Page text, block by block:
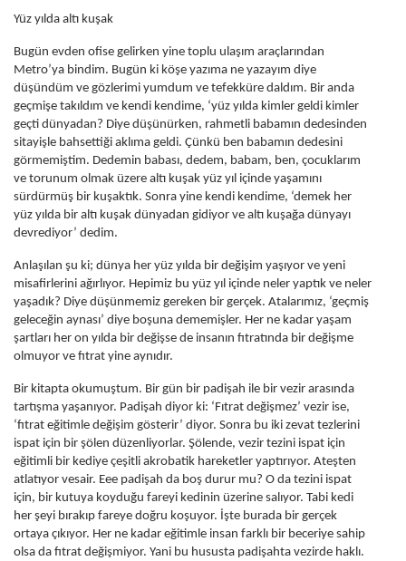
Yüz yılda altı kuşak
Bugün evden ofise gelirken yine toplu ulaşım araçlarından
Metro’ya bindim. Bugün ki köşe yazıma ne yazayım diye
düşündüm ve gözlerimi yumdum ve tefekküre daldım. Bir anda
geçmişe takıldım ve kendi kendime, ‘yüz yılda kimler geldi kimler
geçti dünyadan? Diye düşünürken, rahmetli babamın dedesinden
sitayişle bahsettiği aklıma geldi. Çünkü ben babamın dedesini
görmemiştim. Dedemin babası, dedem, babam, ben, çocuklarım
ve torunum olmak üzere altı kuşak yüz yıl içinde yaşamını
sürdürmüş bir kuşaktık. Sonra yine kendi kendime, ‘demek her
yüz yılda bir altı kuşak dünyadan gidiyor ve altı kuşağa dünyayı
devrediyor’ dedim.
Anlaşılan şu ki; dünya her yüz yılda bir değişim yaşıyor ve yeni
misafirlerini ağırlıyor. Hepimiz bu yüz yıl içinde neler yaptık ve neler
yaşadık? Diye düşünmemiz gereken bir gerçek. Atalarımız, ‘geçmiş
geleceğin aynası’ diye boşuna dememişler. Her ne kadar yaşam
şartları her on yılda bir değişse de insanın fıtratında bir değişme
olmuyor ve fıtrat yine aynıdır.
Bir kitapta okumuştum. Bir gün bir padişah ile bir vezir arasında
tartışma yaşanıyor. Padişah diyor ki: ‘Fıtrat değişmez’ vezir ise,
‘fıtrat eğitimle değişim gösterir’ diyor. Sonra bu iki zevat tezlerini
ispat için bir şölen düzenliyorlar. Şölende, vezir tezini ispat için
eğitimli bir kediye çeşitli akrobatik hareketler yaptırıyor. Ateşten
atlatıyor vesair. Eee padişah da boş durur mu? O da tezini ispat
için, bir kutuya koyduğu fareyi kedinin üzerine salıyor. Tabi kedi
her şeyi bırakıp fareye doğru koşuyor. İşte burada bir gerçek
ortaya çıkıyor. Her ne kadar eğitimle insan farklı bir beceriye sahip
olsa da fıtrat değişmiyor. Yani bu hususta padişahta vezirde haklı.